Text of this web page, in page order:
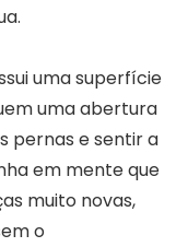
uma superfície
uma abertura
pernas e sentir a
em mente que
muito novas,
o